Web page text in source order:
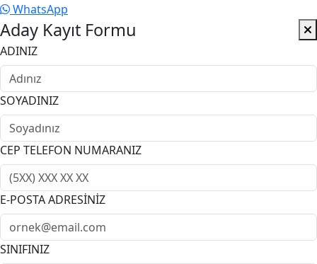
WhatsApp
Aday Kayıt Formu
ADINIZ
SOYADINIZ
CEP TELEFON NUMARANIZ
E-POSTA ADRESİNİZ
SINIFINIZ